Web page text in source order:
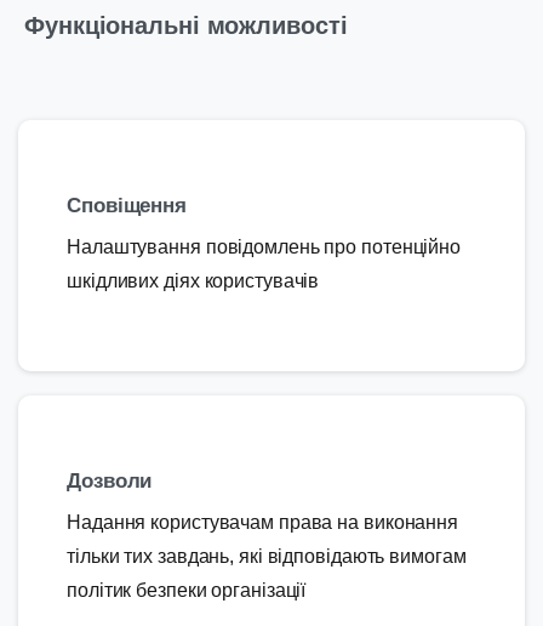
Функціональні можливості
Сповіщення
Налаштування повідомлень про потенційно
шкідливих діях користувачів
Дозволи
Надання користувачам права на виконання
тільки тих завдань, які відповідають вимогам
політик безпеки організації